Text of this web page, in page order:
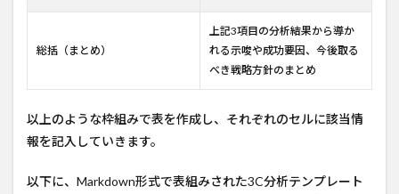
総括（まとめ）
上記3項目の分析結果から導か
れる示唆や成功要因、今後取る
べき戦略方針のまとめ
以上のような枠組みで表を作成し、それぞれのセルに該当情
報を記入していきます。
以下に、Markdown形式で表組みされた3C分析テンプレート